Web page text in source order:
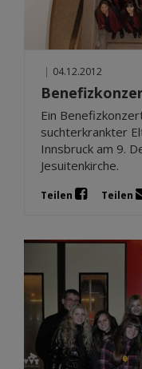
| 04.12.2012
Ein
suchterkrankter
Innsbruck am 9.
Jesuitenkirche.
Teilen Teilen